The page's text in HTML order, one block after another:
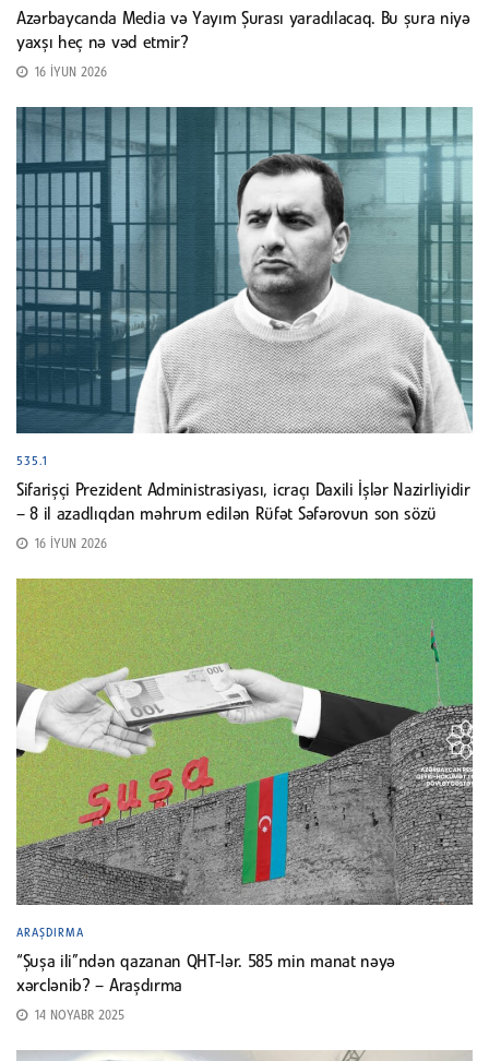
Azərbaycanda Media və Yayım Şurası yaradılacaq. Bu şura niyə
yaxşı heç nə vəd etmir?
16 İYUN 2026
535.1
Sifarişçi Prezident Administrasiyası, icraçı Daxili İşlər Nazirliyidir
– 8 il azadlıqdan məhrum edilən Rüfət Səfərovun son sözü
16 İYUN 2026
ARAŞDIRMA
“Şuşa ili”ndən qazanan QHT-lər. 585 min manat nəyə
xərclənib? – Araşdırma
14 NOYABR 2025